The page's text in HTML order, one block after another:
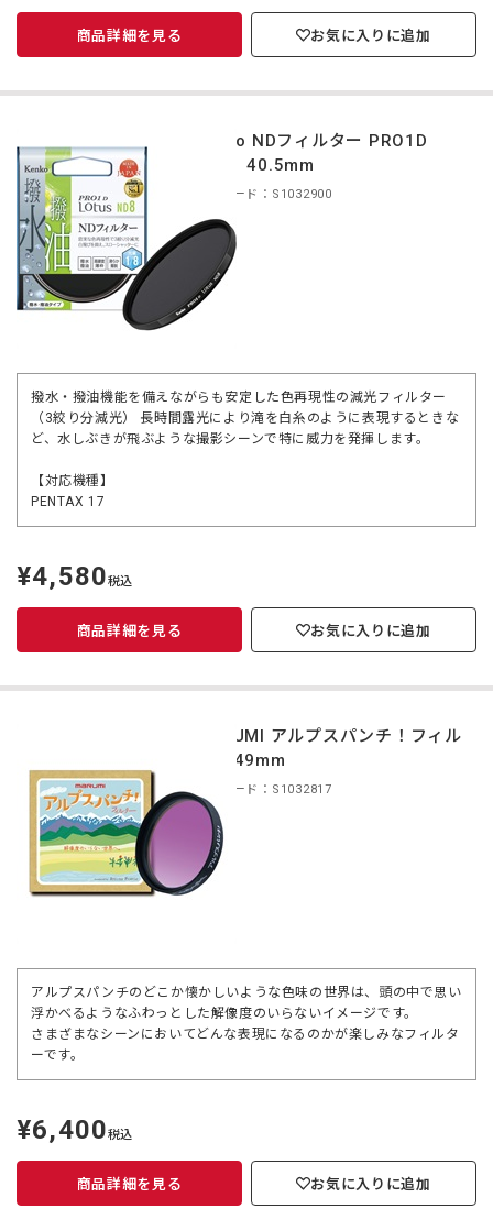
商品詳細を見る お気に入りに追加
Kenko NDフィルター PRO1D
ND8 40.5mm
商品コード：S1032900
撥水・撥油機能を備えながらも安定した色再現性の減光フィルター
（3絞り分減光） 長時間露光により滝を白糸のように表現するときな
ど、水しぶきが飛ぶような撮影シーンで特に威力を発揮します。
【対応機種】
PENTAX 17
定
価
¥4,580税込
商品詳細を見る お気に入りに追加
MARUMI アルプスパンチ！フィル
ター 49mm
商品コード：S1032817
アルプスパンチのどこか懐かしいような色味の世界は、頭の中で思い
浮かべるようなふわっとした解像度のいらないイメージです。
さまざまなシーンにおいてどんな表現になるのかが楽しみなフィルタ
ーです。
定
価
¥6,400税込
商品詳細を見る お気に入りに追加